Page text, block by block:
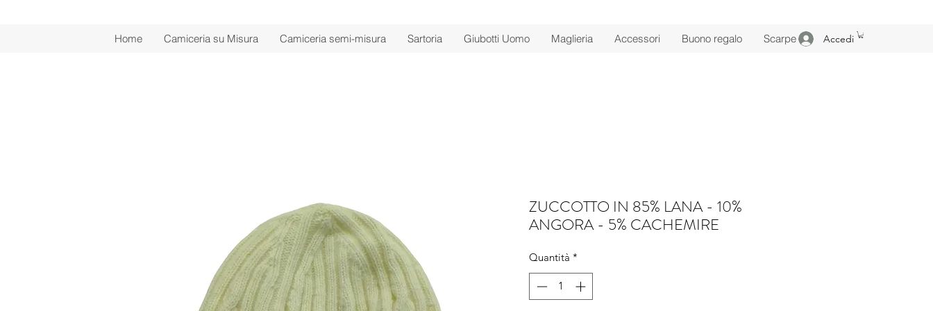
Home Camiceria su Misura Camiceria semi-misura Sartoria Giubotti Uomo Maglieria Accessori Buono regalo Scarpe Accedi
ZUCCOTTO IN 85% LANA - 10%
ANGORA - 5% CACHEMIRE
Quantità *